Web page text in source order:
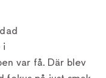
i
var få. Där blev